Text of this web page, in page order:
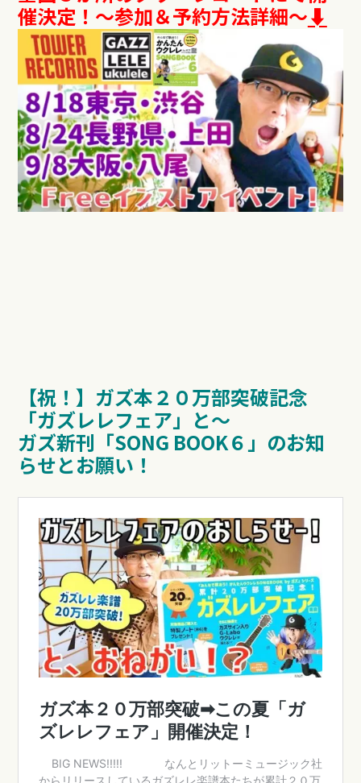
催決定！～参加＆予約方法詳細～⬇︎
【祝！】ガズ本２０万部突破記念
「ガズレレフェア」と〜
ガズ新刊「SONG BOOK６」のお知
らせとお願い！